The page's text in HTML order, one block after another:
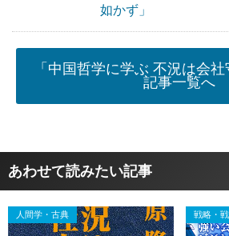
如かず」
「中国哲学に学ぶ 不況は会
記事一覧へ
あわせて読みたい記事
人間学・古典 戦略・